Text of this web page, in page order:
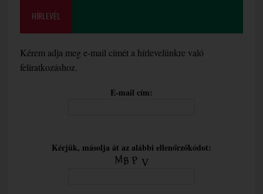
HÍRLEVÉL
Kérem adja meg e-mail címét a hírlevelünkre való
feliratkozáshoz.
E-mail cím:
Kérjük, másolja át az alábbi ellenőrzőkódot: